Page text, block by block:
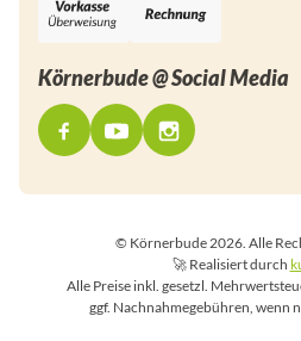
Körnerbude @ Social Media
© Körnerbude 2026. Alle
🚀 Realisiert durch
Alle Preise inkl. gesetzl.
ggf. Nachnahmegebühren, wenn